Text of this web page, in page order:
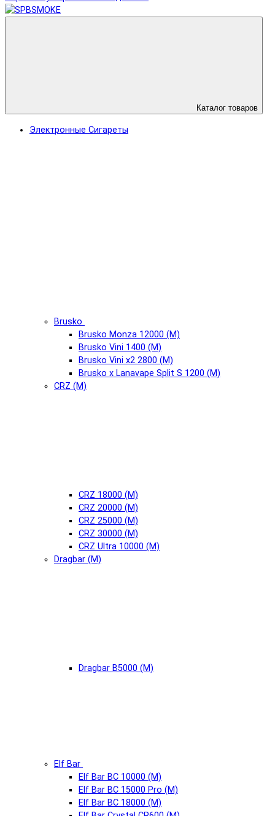
Каталог товаров
Электронные Сигареты
Brusko
Brusko Monza 12000 (М)
Brusko Vini 1400 (М)
Brusko Vini x2 2800 (М)
Brusko x Lanavape Split S 1200 (М)
CRZ (М)
CRZ 18000 (М)
CRZ 20000 (М)
CRZ 25000 (М)
CRZ 30000 (М)
CRZ Ultra 10000 (М)
Dragbar (М)
Dragbar B5000 (М)
Elf Bar
Elf Bar BC 10000 (М)
Elf Bar BC 15000 Pro (М)
Elf Bar BC 18000 (М)